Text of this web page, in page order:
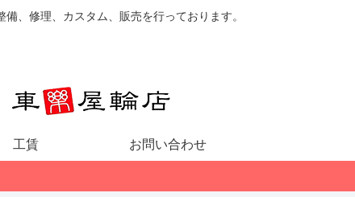
、修理、カスタム、販売を行っております。
工賃 お問い合わせ